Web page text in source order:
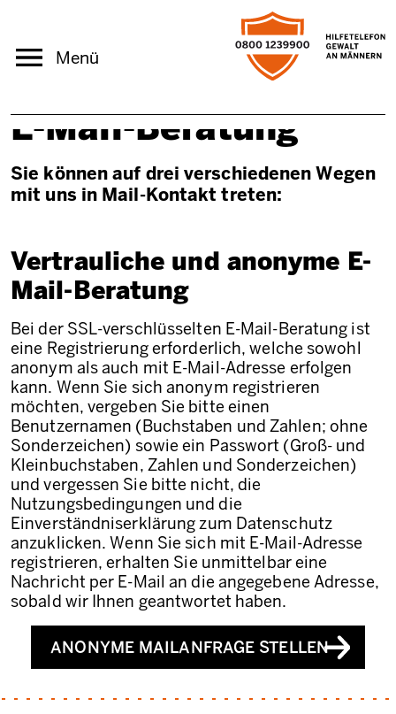
Menü
E-Mail-Beratung
Sie können auf drei verschiedenen Wegen
mit uns in Mail-Kontakt treten:
Vertrauliche und anonyme E-
Mail-Beratung
Bei der SSL-verschlüsselten E-Mail-Beratung ist
eine Registrierung erforderlich, welche sowohl
anonym als auch mit E-Mail-Adresse erfolgen
kann. Wenn Sie sich anonym registrieren
möchten, vergeben Sie bitte einen
Benutzernamen (Buchstaben und Zahlen; ohne
Sonderzeichen) sowie ein Passwort (Groß- und
Kleinbuchstaben, Zahlen und Sonderzeichen)
und vergessen Sie bitte nicht, die
Nutzungsbedingungen und die
Einverständniserklärung zum Datenschutz
anzuklicken. Wenn Sie sich mit E-Mail-Adresse
registrieren, erhalten Sie unmittelbar eine
Nachricht per E-Mail an die angegebene Adresse,
sobald wir Ihnen geantwortet haben.
ANONYME MAILANFRAGE STELLEN